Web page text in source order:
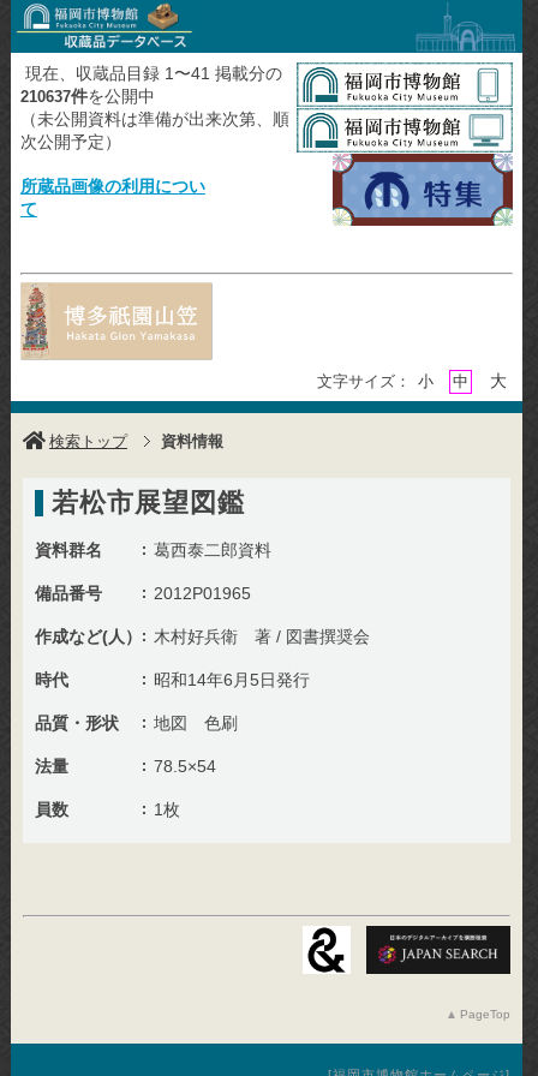
現在、収蔵品目録 1〜41 掲載分の
210637件を公開中
（未公開資料は準備が出来次第、順
次公開予定）
所蔵品画像の利用につい
て
文字サイズ： 小 中 大
検索トップ 資料情報
若松市展望図鑑
資料群名 葛西泰二郎資料
備品番号 2012P01965
作成など(人） 木村好兵衛 著 / 図書撰奨会
時代 昭和14年6月5日発行
品質・形状 地図 色刷
法量 78.5×54
員数 1枚
PageTop